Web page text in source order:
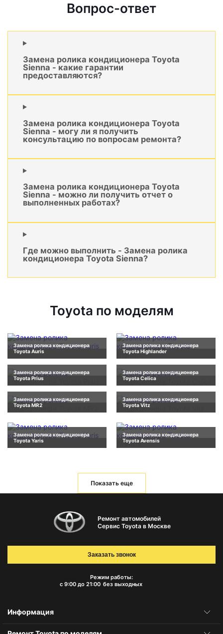
Вопрос-ответ
Замена ролика кондиционера Toyota
Sienna - какие гарантии
предоставляются?
Замена ролика кондиционера Toyota
Sienna - могу ли я получить
консультацию по вопросам ремонта?
Замена ролика кондиционера Toyota
Sienna - можно ли получить отчет о
выполненных работах?
Где можно выполнить - Замена ролика
кондиционера Toyota Sienna?
Toyota по моделям
Замена ролика кондиционера
Toyota Auris
Замена ролика кондиционера
Toyota Highlander
Замена ролика кондиционера
Toyota Prius
Замена ролика кондиционера
Toyota Celica
Замена ролика кондиционера
Toyota MR2
Замена ролика кондиционера
Toyota Vitz
Замена ролика кондиционера
Toyota Yaris
Замена ролика кондиционера
Toyota Avensis
Показать еще
Ремонт автомобилей
Сервис Toyota в Москве
Режим работы:
с 9:00 до 21:00 без выходных
Заказать звонок
Информация